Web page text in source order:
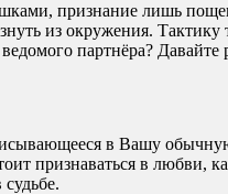
признание лишь
из окружения. Тактику
партнёра? Давайте
в Вашу
признаваться в любви,